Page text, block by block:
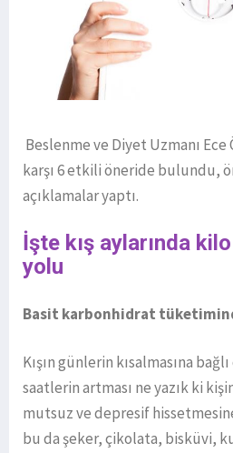
Beslenme ve Diyet Uzmanı Ece
karşı 6 etkili öneride bulundu,
açıklamalar yaptı.
İşte kış aylarında
yolu
Basit karbonhidrat
Kışın günlerin kısalmasına
saatlerin artması ne yazık ki
mutsuz ve depresif
bu da şeker, çikolata, bisküvi,